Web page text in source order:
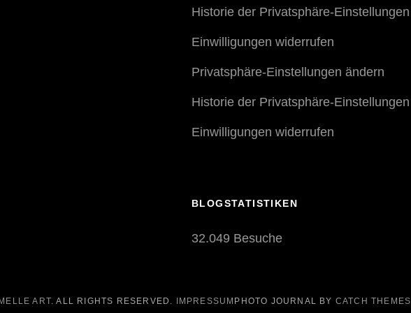
Historie der Privatsphäre-Einstellungen
Einwilligungen widerrufen
Privatsphäre-Einstellungen ändern
Historie der Privatsphäre-Einstellungen
Einwilligungen widerrufen
BLOGSTATISTIKEN
32.049 Besuche
ART. ALL RIGHTS RESERVED. IMPRESSUM PHOTO JOURNAL BY CATCH THEMES